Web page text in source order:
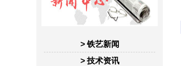
> 铁艺新闻
> 技术资讯